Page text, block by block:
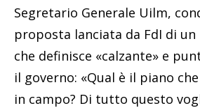
Segretario Generale Uilm,
proposta lanciata da FdI di
che definisce «calzante» e
il governo: «Qual è il piano
in campo? Di tutto questo